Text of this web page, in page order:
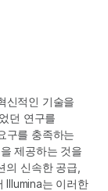
신적인 기술을
던 연구를
구를 충족하는
제공하는 것을
신속한 공급,
Illumina는 이러한